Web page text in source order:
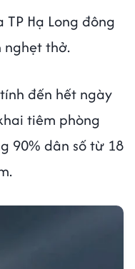
Hạ Long đông
nghẹt thở.
đến hết ngày
tiêm phòng
90% dân số từ 18